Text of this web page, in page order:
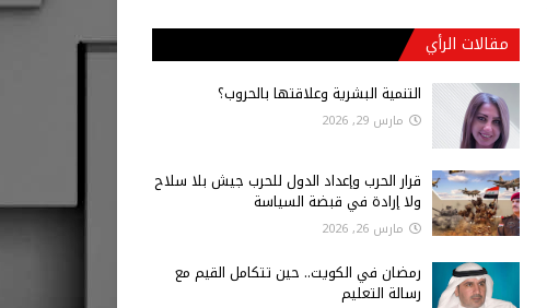
مقالات الرأي
التنمية البشرية وعلاقتها بالحروب؟
مارس 29, 2026
قرار الحرب وإعداد الدول للحرب جيش بلا سلاح
ولا إرادة في قبضة السياسة
مارس 26, 2026
رمضان في الكويت.. حين تتكامل القيم مع
رسالة التعليم